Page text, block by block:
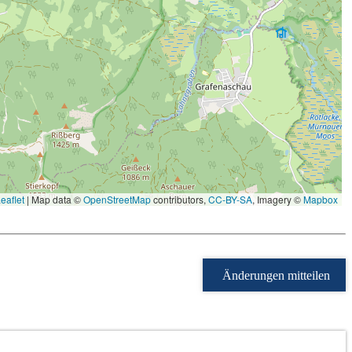
| Map data ©OpenStreetMapcontributors, CC-BY-SA, Imagery ©Mapbox
Änderungen mitteilen